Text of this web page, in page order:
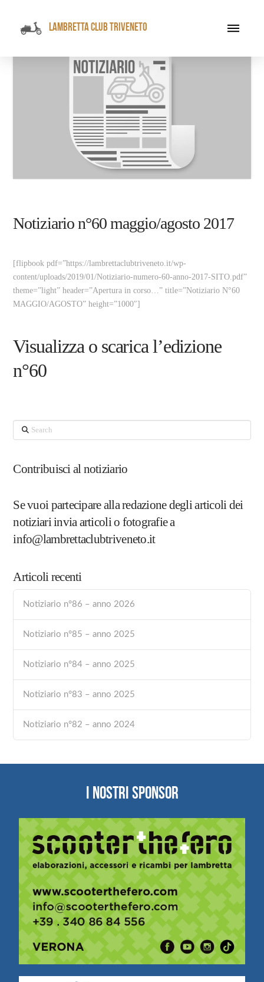
LAMBRETTA CLUB TRIVENETO
Notiziario n°60 maggio/agosto 2017
[flipbook pdf=”https://lambrettaclubtriveneto.it/wp-
content/uploads/2019/01/Notiziario-numero-60-anno-2017-SITO.pdf”
theme=”light” header=”Apertura in corso…” title=”Notiziario N°60
MAGGIO/AGOSTO” height=”1000″]
Visualizza o scarica l’edizione
n°60
Search
Contribuisci al notiziario
Se vuoi partecipare alla redazione degli articoli dei
notiziari invia articoli o fotografie a
info@lambrettaclubtriveneto.it
Articoli recenti
Notiziario n°86 – anno 2026
Notiziario n°85 – anno 2025
Notiziario n°84 – anno 2025
Notiziario n°83 – anno 2025
Notiziario n°82 – anno 2024
I NOSTRI SPONSOR